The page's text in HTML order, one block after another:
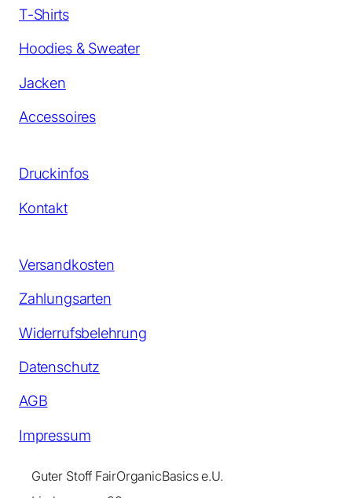
T-Shirts
Hoodies & Sweater
Jacken
Accessoires
Druckinfos
Kontakt
Versandkosten
Zahlungsarten
Widerrufsbelehrung
Datenschutz
AGB
Impressum
Guter Stoff FairOrganicBasics e.U.